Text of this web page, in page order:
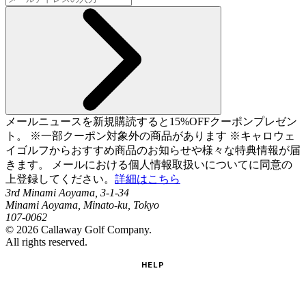
メールニュースを新規購読すると15%OFFクーポンプレゼン
ト。 ※一部クーポン対象外の商品があります ※キャロウェ
イゴルフからおすすめ商品のお知らせや様々な特典情報が届
きます。 メールにおける個人情報取扱いについてに同意の
上登録してください。 詳細はこちら
3rd Minami Aoyama, 3-1-34
Minami Aoyama, Minato-ku, Tokyo
107-0062
© 2026 Callaway Golf Company.
All rights reserved.
HELP